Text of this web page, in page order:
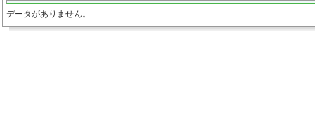
データがありません。